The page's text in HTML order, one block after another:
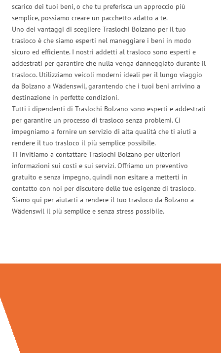
scarico dei tuoi beni, o che tu preferisca un approccio più
semplice, possiamo creare un pacchetto adatto a te.
Uno dei vantaggi di scegliere Traslochi Bolzano per il tuo
trasloco è che siamo esperti nel maneggiare i beni in modo
sicuro ed efficiente. I nostri addetti al trasloco sono esperti e
addestrati per garantire che nulla venga danneggiato durante il
trasloco. Utilizziamo veicoli moderni ideali per il lungo viaggio
da Bolzano a Wädenswil, garantendo che i tuoi beni arrivino a
destinazione in perfette condizioni.
Tutti i dipendenti di Traslochi Bolzano sono esperti e addestrati
per garantire un processo di trasloco senza problemi. Ci
impegniamo a fornire un servizio di alta qualità che ti aiuti a
rendere il tuo trasloco il più semplice possibile.
Ti invitiamo a contattare Traslochi Bolzano per ulteriori
informazioni sui costi e sui servizi. Offriamo un preventivo
gratuito e senza impegno, quindi non esitare a metterti in
contatto con noi per discutere delle tue esigenze di trasloco.
Siamo qui per aiutarti a rendere il tuo trasloco da Bolzano a
Wädenswil il più semplice e senza stress possibile.